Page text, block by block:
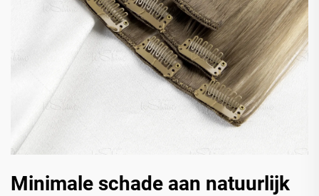
Minimale schade aan natuurlijk